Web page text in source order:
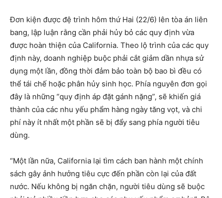
Đơn kiện được đệ trình hôm thứ Hai (22/6) lên tòa án liên
bang, lập luận rằng cần phải hủy bỏ các quy định vừa
được hoàn thiện của California. Theo lộ trình của các quy
định này, doanh nghiệp buộc phải cắt giảm dần nhựa sử
dụng một lần, đồng thời đảm bảo toàn bộ bao bì đều có
thể tái chế hoặc phân hủy sinh học. Phía nguyên đơn gọi
đây là những “quy định áp đặt gánh nặng”, sẽ khiến giá
thành của các nhu yếu phẩm hàng ngày tăng vọt, và chi
phí này ít nhất một phần sẽ bị đẩy sang phía người tiêu
dùng.
“Một lần nữa, California lại tìm cách ban hành một chính
sách gây ảnh hưởng tiêu cực đến phần còn lại của đất
nước. Nếu không bị ngăn chặn, người tiêu dùng sẽ buộc